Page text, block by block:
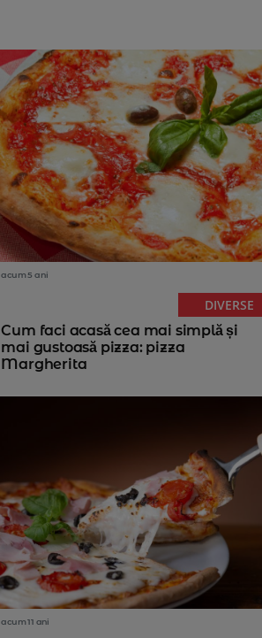
acum 5 ani
DIVERSE
Cum faci acasă cea mai simplă și
mai gustoasă pizza: pizza
Margherita
acum 11 ani